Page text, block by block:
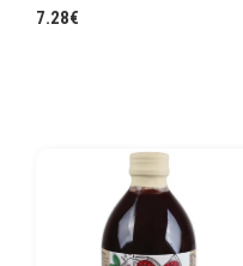
7.28€